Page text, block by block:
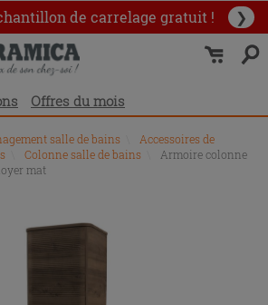
de carrelage gratuit ! ❯
Offres du mois
salle de bains
Accessoires de
Colonne salle de bains
Armoire colonne
mat